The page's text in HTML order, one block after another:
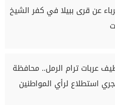
عن قرى ببيلا في كفر الشيخ
عربات ترام الرمل.. محافظة
استطلاع لرأي المواطنين